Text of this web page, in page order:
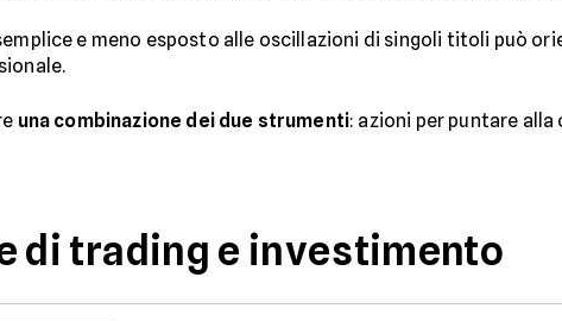
e meno esposto alle oscillazioni di singoli titoli può
una combinazione dei due strumenti: azioni per puntare
di trading e investimento